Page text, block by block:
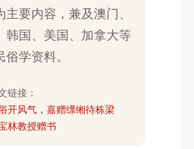
主要内容，兼及澳门、
韩国、美国、加拿大等
俗学资料。
链接：
开风气，嘉赠缥缃待栋梁
教授赠书